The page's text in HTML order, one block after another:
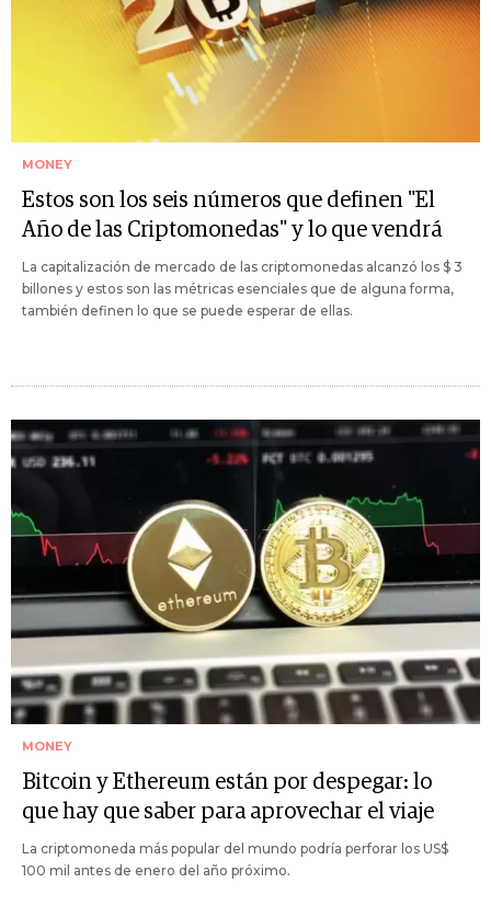
MONEY
Estos son los seis números que definen "El
Año de las Criptomonedas" y lo que vendrá
La capitalización de mercado de las criptomonedas alcanzó los $ 3
billones y estos son las métricas esenciales que de alguna forma,
también definen lo que se puede esperar de ellas.
MONEY
Bitcoin y Ethereum están por despegar: lo
que hay que saber para aprovechar el viaje
La criptomoneda más popular del mundo podría perforar los US$
100 mil antes de enero del año próximo.